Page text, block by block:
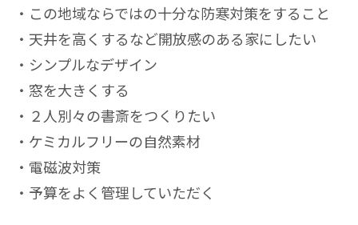
・この地域ならではの十分な防寒対策をすること
・天井を高くするなど開放感のある家にしたい
・シンプルなデザイン
・窓を大きくする
・２人別々の書斎をつくりたい
・ケミカルフリーの自然素材
・電磁波対策
・予算をよく管理していただく